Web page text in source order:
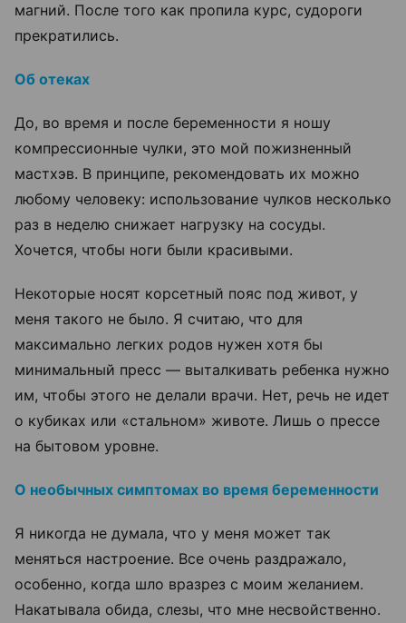
магний. После того как пропила курс, судороги
прекратились.
Об отеках
До, во время и после беременности я ношу
компрессионные чулки, это мой пожизненный
мастхэв. В принципе, рекомендовать их можно
любому человеку: использование чулков несколько
раз в неделю снижает нагрузку на сосуды.
Хочется, чтобы ноги были красивыми.
Некоторые носят корсетный пояс под живот, у
меня такого не было. Я считаю, что для
максимально легких родов нужен хотя бы
минимальный пресс — выталкивать ребенка нужно
им, чтобы этого не делали врачи. Нет, речь не идет
о кубиках или «стальном» животе. Лишь о прессе
на бытовом уровне.
О необычных симптомах во время беременности
Я никогда не думала, что у меня может так
меняться настроение. Все очень раздражало,
особенно, когда шло вразрез с моим желанием.
Накатывала обида, слезы, что мне несвойственно.